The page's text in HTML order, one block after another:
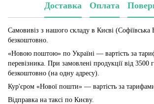
Доставка Оплата
Самовивіз з нашого складу в Києві (Софіївська
безкоштовно.
«Новою поштою» по Україні — вартість за
перевізника. При замовлені продукції від 3500
безкоштовно (на одну адресу).
Кур'єром «Нової пошти» — вартість за тарифами
Відправка на таксі по Києву.